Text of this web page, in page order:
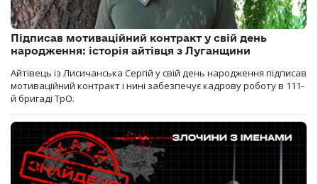
Підписав мотиваційний контракт у свій день
народження: історія айтівця з Луганщини
Айтівець із Лисичанська Сергій у свій день народження підписав
мотиваційний контракт і нині забезпечує кадрову роботу в 111-
й бригаді ТрО.